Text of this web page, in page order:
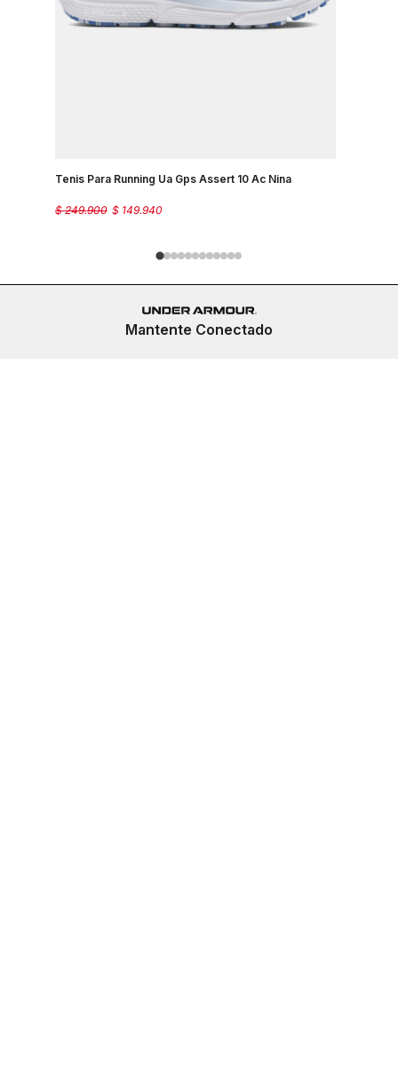
Tenis Para Running Ua Gps Assert 10 Ac Nina
$ 149.940
$ 249.900
Mantente Conectado